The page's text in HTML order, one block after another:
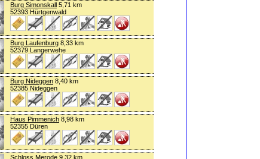
Burg Simonskall 5,71 km
52393 Hürtgenwald
Burg Laufenburg 8,33 km
52379 Langerwehe
Burg Nideggen 8,40 km
52385 Nideggen
Haus Pimmenich 8,98 km
52355 Düren
Schloss Merode 9,32 km